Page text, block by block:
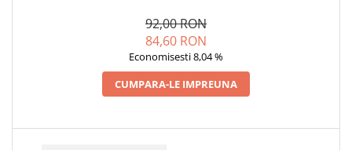
92,00 RON
84,60 RON
Economisesti 8,04 %
CUMPARA-LE IMPREUNA